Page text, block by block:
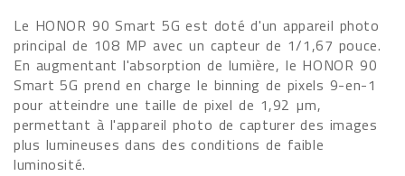
Le HONOR 90 Smart 5G est doté d'un appareil photo
principal de 108 MP avec un capteur de 1/1,67 pouce.
En augmentant l'absorption de lumière, le HONOR 90
Smart 5G prend en charge le binning de pixels 9-en-1
pour atteindre une taille de pixel de 1,92 µm,
permettant à l'appareil photo de capturer des images
plus lumineuses dans des conditions de faible
luminosité.